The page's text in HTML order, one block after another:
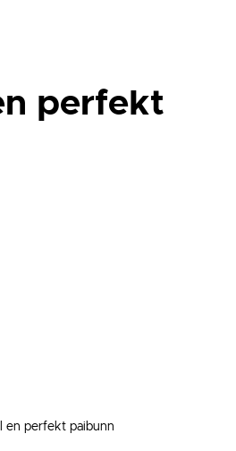
perfekt
en perfekt paibunn